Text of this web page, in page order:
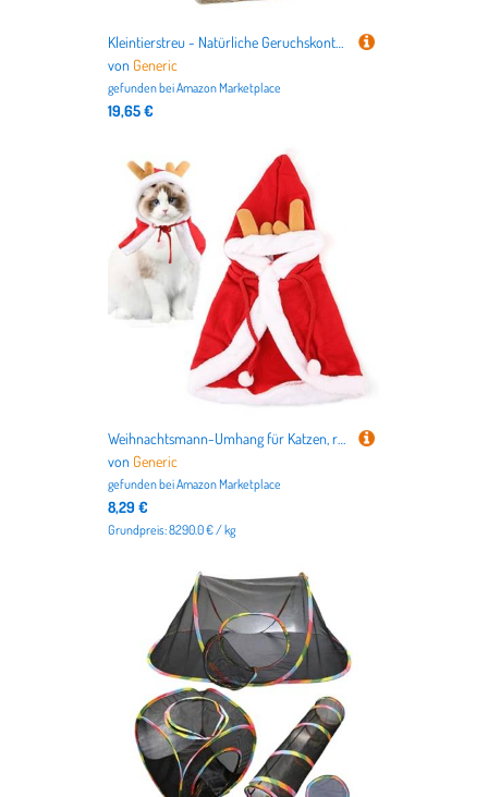
Kleintierstreu - Natürliche Geruchskontrolle Holzspäne | Terrarium Substrat Für Vögel Frettchen Igel Chinchilla Hühner
von Generic
gefunden beiAmazon Marketplace
19,65 €
Weihnachtsmann-Umhang für Katzen, rotes Weihnachts-Hundekostüm, Weihnachten-Elemente-Haustier-Umhang, Hundekostüm Welpenumhang, weich, bequem, Urlaubskleidung für Haustier, Hund, Welpe, Katze
von Generic
gefunden beiAmazon Marketplace
8,29 €
Grundpreis: 8290.0 € / kg